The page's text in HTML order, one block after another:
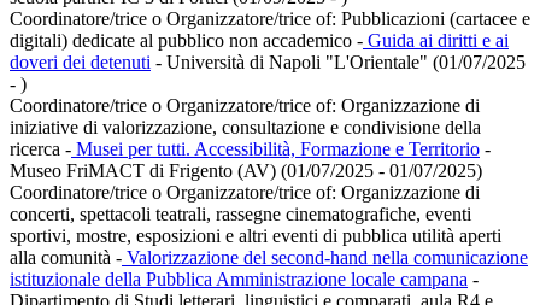
Coordinatore/trice o Organizzatore/trice of: Pubblicazioni (cartacee e
digitali) dedicate al pubblico non accademico - Guida ai diritti e ai
doveri dei detenuti - Università di Napoli "L'Orientale" (01/07/2025
- )
Coordinatore/trice o Organizzatore/trice of: Organizzazione di
iniziative di valorizzazione, consultazione e condivisione della
ricerca - Musei per tutti. Accessibilità, Formazione e Territorio -
Museo FriMACT di Frigento (AV) (01/07/2025 - 01/07/2025)
Coordinatore/trice o Organizzatore/trice of: Organizzazione di
concerti, spettacoli teatrali, rassegne cinematografiche, eventi
sportivi, mostre, esposizioni e altri eventi di pubblica utilità aperti
alla comunità - Valorizzazione del second-hand nella comunicazione
istituzionale della Pubblica Amministrazione locale campana -
Dipartimento di Studi letterari, linguistici e comparati, aula R4 e